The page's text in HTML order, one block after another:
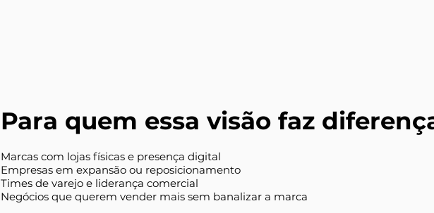
Para quem essa visão faz
Marcas com lojas físicas e presença digital
Empresas em expansão ou reposicionamento
Times de varejo e liderança comercial
Negócios que querem vender mais sem banalizar a marca